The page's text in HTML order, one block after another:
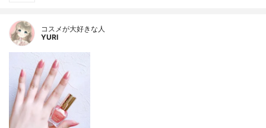
コスメが大好きな人
YURI